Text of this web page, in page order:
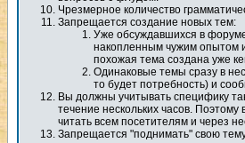
Чрезмерное количество
Запрещается создание новых тем:
Уже обсуждавшихся в
накопленным чужим опытом
похожая тема создана уже
Одинаковые темы сразу в
то будет потребность) и
Вы должны учитывать специфику
течение нескольких часов.
читать всем посетителям и через
Запрещается "поднимать" свою